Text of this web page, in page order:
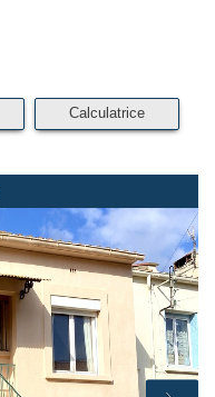
Calculatrice